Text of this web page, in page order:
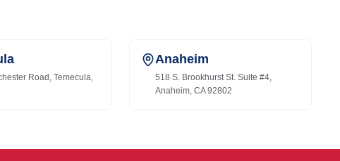
Road, Temecula,
Anaheim
518 S. Brookhurst St. Suite #4,
Anaheim, CA 92802